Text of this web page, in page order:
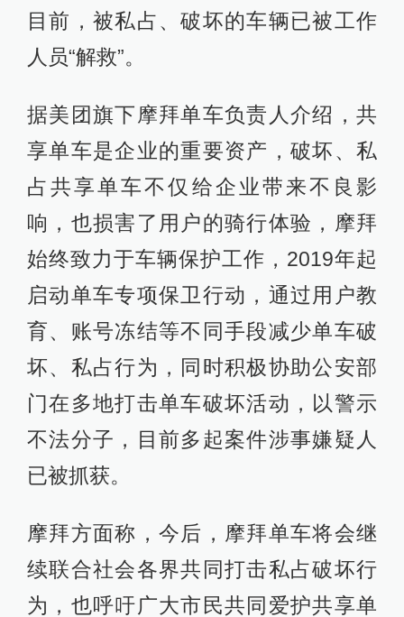
目前，被私占、破坏的车辆已被工作
人员“解救”。
据美团旗下摩拜单车负责人介绍，共
享单车是企业的重要资产，破坏、私
占共享单车不仅给企业带来不良影
响，也损害了用户的骑行体验，摩拜
始终致力于车辆保护工作，2019年起
启动单车专项保卫行动，通过用户教
育、账号冻结等不同手段减少单车破
坏、私占行为，同时积极协助公安部
门在多地打击单车破坏活动，以警示
不法分子，目前多起案件涉事嫌疑人
已被抓获。
摩拜方面称，今后，摩拜单车将会继
续联合社会各界共同打击私占破坏行
为，也呼吁广大市民共同爱护共享单